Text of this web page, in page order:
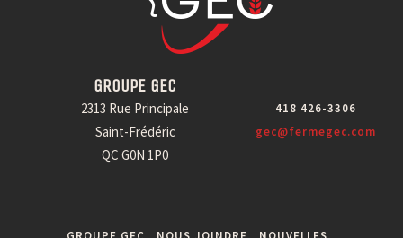
GROUPE GEC
2313 Rue Principale
Saint-Frédéric
QC G0N 1P0
418 426-3306
gec@fermegec.com